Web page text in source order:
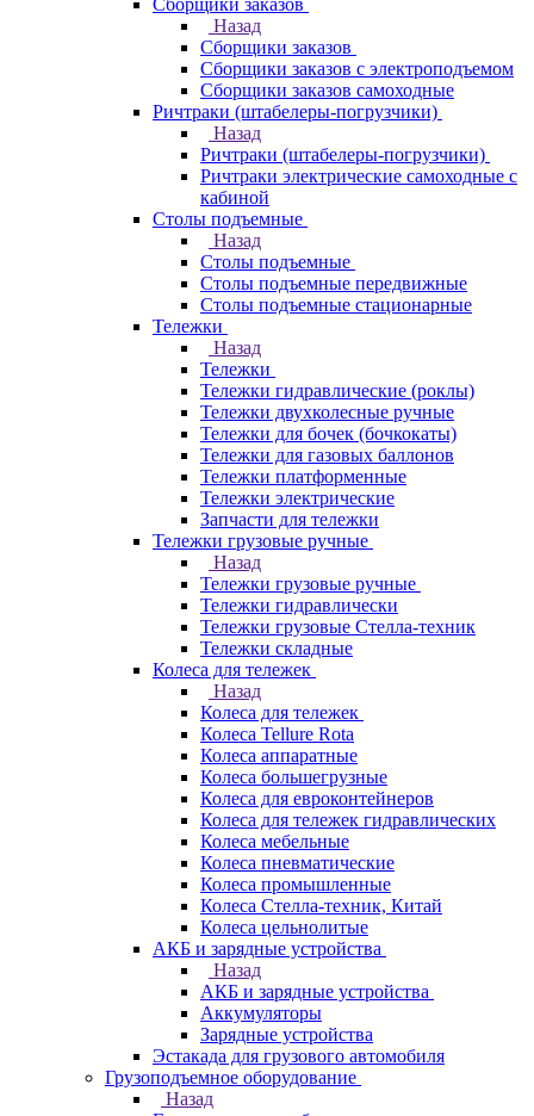
Сборщики заказов
Назад
Сборщики заказов
Сборщики заказов с электроподъемом
Сборщики заказов самоходные
Ричтраки (штабелеры-погрузчики)
Назад
Ричтраки (штабелеры-погрузчики)
Ричтраки электрические самоходные с
кабиной
Столы подъемные
Назад
Столы подъемные
Столы подъемные передвижные
Столы подъемные стационарные
Тележки
Назад
Тележки
Тележки гидравлические (роклы)
Тележки двухколесные ручные
Тележки для бочек (бочкокаты)
Тележки для газовых баллонов
Тележки платформенные
Тележки электрические
Запчасти для тележки
Тележки грузовые ручные
Назад
Тележки грузовые ручные
Тележки гидравлически
Тележки грузовые Стелла-техник
Тележки складные
Колеса для тележек
Назад
Колеса для тележек
Колеса Tellure Rota
Колеса аппаратные
Колеса большегрузные
Колеса для евроконтейнеров
Колеса для тележек гидравлических
Колеса мебельные
Колеса пневматические
Колеса промышленные
Колеса Стелла-техник, Китай
Колеса цельнолитые
АКБ и зарядные устройства
Назад
АКБ и зарядные устройства
Аккумуляторы
Зарядные устройства
Эстакада для грузового автомобиля
Грузоподъемное оборудование
Назад